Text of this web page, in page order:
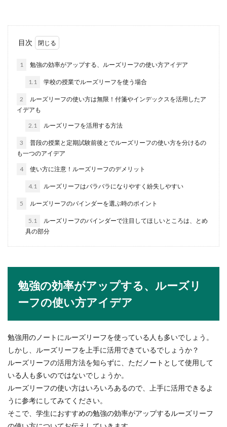
わからずに上手にパスをもらうことができない人
もいるのでは...
欠席理由の伝え方！法事を欠席すると
法事の案内が届いたとき、その日にどうしても法
事に参列できない場合は、法事を欠席することに
な気持ちにならないように
電車でベビーカーが邪魔、子どもが泣いていてう
るさい！などとキツイ言葉をかけられてしまうこ
とがある一方...
でとうの返事をするときは
友達から妊娠報告があり、どんな返事をしようか
悩むことがあります。妊娠報告への返事をすると
きは、知って...
目次
1 勉強の効率がアップする、ルーズリーフの使い方アイデア
1.1 学校の授業でルーズリーフを使う場合
2
ルーズリーフの使い方は無限！付箋やインデックスを活用したア
イデアも
2.1 ルーズリーフを活用する方法
3
普段の授業と定期試験前後とでルーズリーフの使い方を分けるの
も一つのアイデア
4 使い方に注意！ルーズリーフのデメリット
4.1 ルーズリーフはバラバラになりやすく紛失しやすい
5 ルーズリーフのバインダーを選ぶ時のポイント
5.1
ルーズリーフのバインダーで注目してほしいところは、とめ
具の部分
勉強の効率がアップする、ルーズリ
ーフの使い方アイデア
勉強用のノートにルーズリーフを使っている人も多いでしょう。
しかし、ルーズリーフを上手に活用できているでしょうか？
ルーズリーフの活用方法を知らずに、ただノートとして使用して
いる人も多いのではないでしょうか。
ルーズリーフの使い方はいろいろあるので、上手に活用できるよ
うに参考にしてみてください。
そこで、学生におすすめの勉強の効率がアップするルーズリーフ